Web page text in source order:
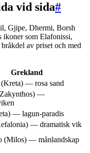
vid sida#
Gjipe, Dhermi, Borsh
som Elafonissi,
av priset och med
Grekland
— rosa sand
—
— lagun-paradis
— dramatisk vik
(Milos) — månlandskap